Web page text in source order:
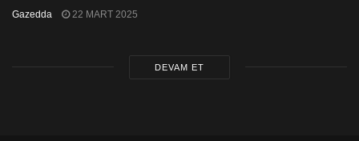
Gazedda 22 MART 2025
DEVAM ET